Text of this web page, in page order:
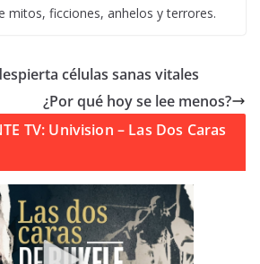
mitos, ficciones, anhelos y terrores.
células sanas vitales
¿Por qué hoy se lee menos?
TV: Univision – Las Dos Caras